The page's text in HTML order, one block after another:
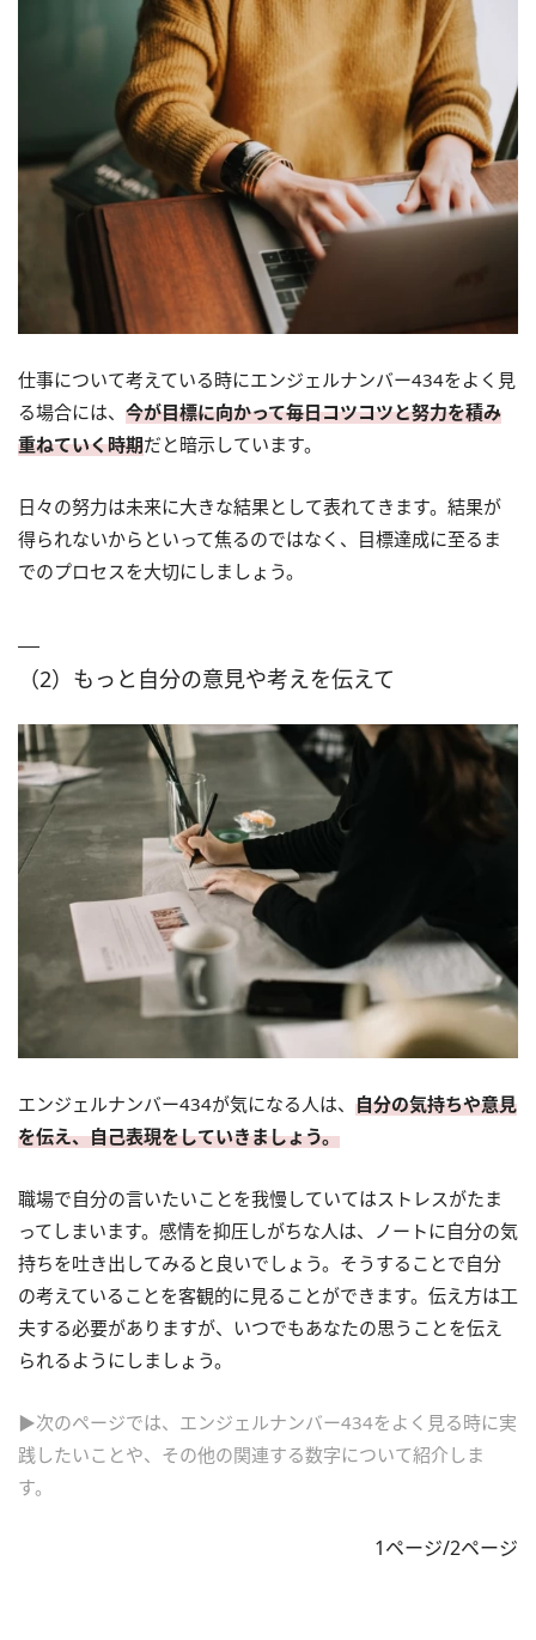
仕事について考えている時にエンジェルナンバー434をよく見
る場合には、 今が目標に向かって毎日コツコツと努力を積み
重ねていく時期だと暗示しています。
日々の努力は未来に大きな結果として表れてきます。結果が
得られないからといって焦るのではなく、目標達成に至るま
でのプロセスを大切にしましょう。
（2）もっと自分の意見や考えを伝えて
エンジェルナンバー434が気になる人は、 自分の気持ちや意見
を伝え、自己表現をしていきましょう。
職場で自分の言いたいことを我慢していてはストレスがたま
ってしまいます。感情を抑圧しがちな人は、ノートに自分の気
持ちを吐き出してみると良いでしょう。そうすることで自分
の考えていることを客観的に見ることができます。伝え方は工
夫する必要がありますが、いつでもあなたの思うことを伝え
られるようにしましょう。
▶次のページでは、エンジェルナンバー434をよく見る時に実
践したいことや、その他の関連する数字について紹介しま
す。
1ページ/2ページ